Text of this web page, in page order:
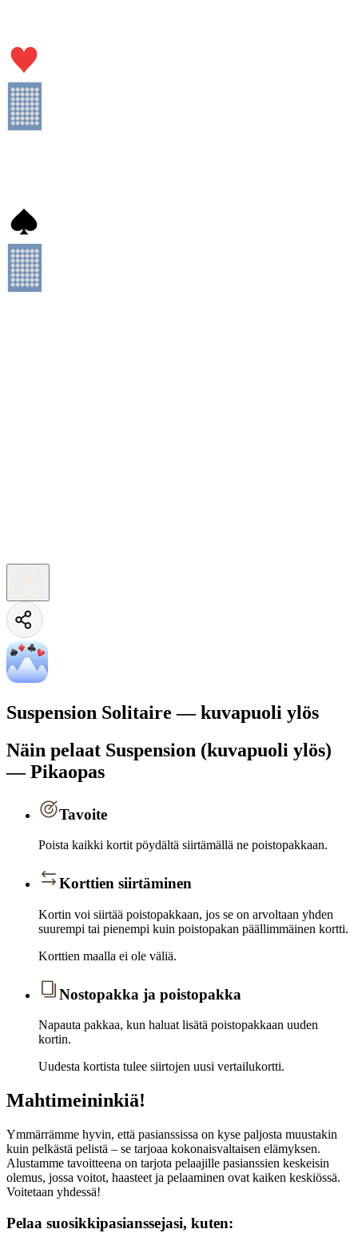
Suspension Solitaire — kuvapuoli ylös
Näin pelaat Suspension (kuvapuoli ylös)
— Pikaopas
Tavoite
Poista kaikki kortit pöydältä siirtämällä ne poistopakkaan.
Korttien siirtäminen
Kortin voi siirtää poistopakkaan, jos se on arvoltaan yhden
suurempi tai pienempi kuin poistopakan päällimmäinen kortti.
Korttien maalla ei ole väliä.
Nostopakka ja poistopakka
Napauta pakkaa, kun haluat lisätä poistopakkaan uuden
kortin.
Uudesta kortista tulee siirtojen uusi vertailukortti.
Mahtimeininkiä!
Ymmärrämme hyvin, että pasianssissa on kyse paljosta muustakin
kuin pelkästä pelistä – se tarjoaa kokonaisvaltaisen elämyksen.
Alustamme tavoitteena on tarjota pelaajille pasianssien keskeisin
olemus, jossa voitot, haasteet ja pelaaminen ovat kaiken keskiössä.
Voitetaan yhdessä!
Pelaa suosikkipasianssejasi, kuten: